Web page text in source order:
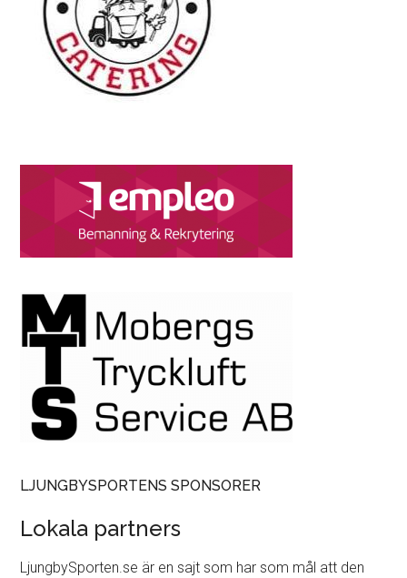
LJUNGBYSPORTENS SPONSORER
Lokala partners
LjungbySporten.se är en sajt som har som mål att den